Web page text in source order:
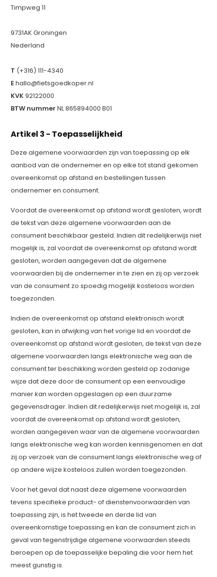
Timpweg 11
9731AK Groningen
Nederland
T (+316) 111-4340
Ehallo@fietsgoedkoper.nl
KVK92122000
BTW nummer NL 865894000 B01
Artikel 3 - Toepasselijkheid
Deze algemene voorwaarden zijn van toepassing op elk
aanbod van de ondernemer en op elke tot stand gekomen
overeenkomst op afstand en bestellingen tussen
ondernemer en consument.
Voordat de overeenkomst op afstand wordt gesloten, wordt
de tekst van deze algemene voorwaarden aan de
consument beschikbaar gesteld. Indien dit redelijkerwijs niet
mogelijk is, zal voordat de overeenkomst op afstand wordt
gesloten, worden aangegeven dat de algemene
voorwaarden bij de ondernemer in te zien en zij op verzoek
van de consument zo spoedig mogelijk kosteloos worden
toegezonden.
Indien de overeenkomst op afstand elektronisch wordt
gesloten, kan in afwijking van het vorige lid en voordat de
overeenkomst op afstand wordt gesloten, de tekst van deze
algemene voorwaarden langs elektronische weg aan de
consument ter beschikking worden gesteld op zodanige
wijze dat deze door de consument op een eenvoudige
manier kan worden opgeslagen op een duurzame
gegevensdrager. Indien dit redelijkerwijs niet mogelijk is, zal
voordat de overeenkomst op afstand wordt gesloten,
worden aangegeven waar van de algemene voorwaarden
langs elektronische weg kan worden kennisgenomen en dat
zij op verzoek van de consument langs elektronische weg of
op andere wijze kosteloos zullen worden toegezonden.
Voor het geval dat naast deze algemene voorwaarden
tevens specifieke product- of dienstenvoorwaarden van
toepassing zijn, is het tweede en derde lid van
overeenkomstige toepassing en kan de consument zich in
geval van tegenstrijdige algemene voorwaarden steeds
beroepen op de toepasselijke bepaling die voor hem het
meest gunstig is.